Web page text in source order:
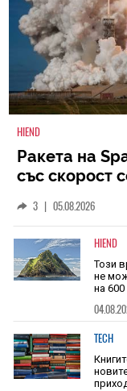
HIEND
Ракета на
със скорост
3 | 05.08.2026
HIEND
Този
не
на 600
TECH